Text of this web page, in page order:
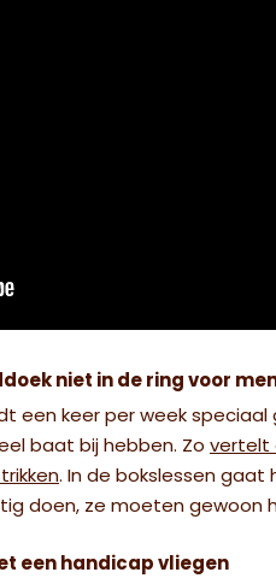
niet in de ring voor
een keer per week
baat bij hebben. Zo vertelt
. In de bokslessen
doen, ze moeten gewoon
een handicap vliegen